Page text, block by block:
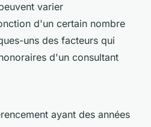
varier
d'un certain nombre
uns des facteurs qui
d'un consultant
ayant des années